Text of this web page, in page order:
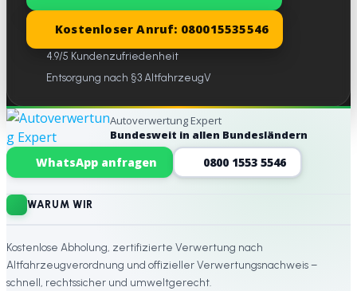
Kostenloser Anruf: 080015535546
4.9/5 Kundenzufriedenheit
Entsorgung nach §3 AltfahrzeugV
Website-Footer
Autoverwertung Expert
Bundesweit in allen Bundesländern
WhatsApp anfragen 0800 1553 5546
WARUM WIR
Kostenlose Abholung, zertifizierte Verwertung nach
Altfahrzeugverordnung und offizieller Verwertungsnachweis –
schnell, rechtssicher und umweltgerecht.